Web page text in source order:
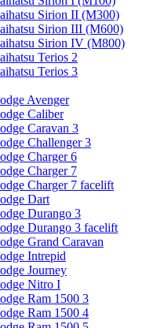
Sirion II (M300)
Sirion III (M600)
Sirion IV (M800)
Terios 2
Terios 3
Avenger
Caliber
Caravan 3
Challenger 3
Charger 6
Charger 7
Charger 7 facelift
Dart
Durango 3
Durango 3 facelift
Grand Caravan
Intrepid
Journey
Nitro I
Ram 1500 3
Ram 1500 4